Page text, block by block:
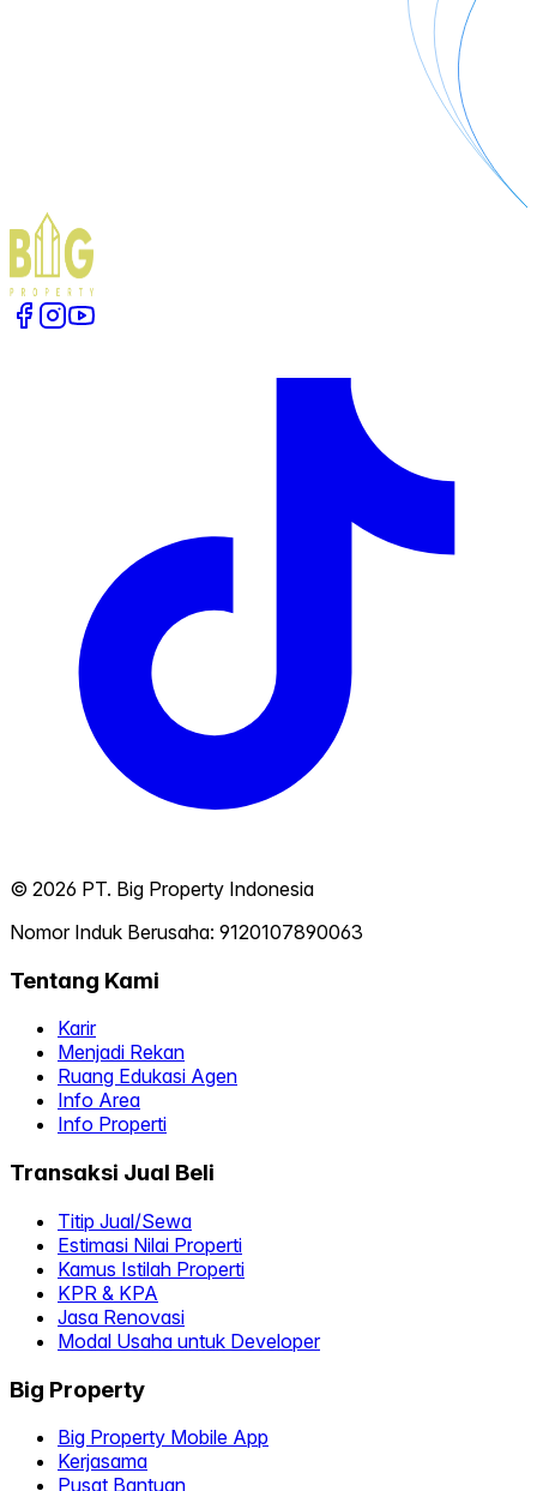
© 2026 PT. Big Property Indonesia
Nomor Induk Berusaha: 9120107890063
Tentang Kami
Karir
Menjadi Rekan
Ruang Edukasi Agen
Info Area
Info Properti
Transaksi Jual Beli
Titip Jual/Sewa
Estimasi Nilai Properti
Kamus Istilah Properti
KPR & KPA
Jasa Renovasi
Modal Usaha untuk Developer
Big Property
Big Property Mobile App
Kerjasama
Pusat Bantuan